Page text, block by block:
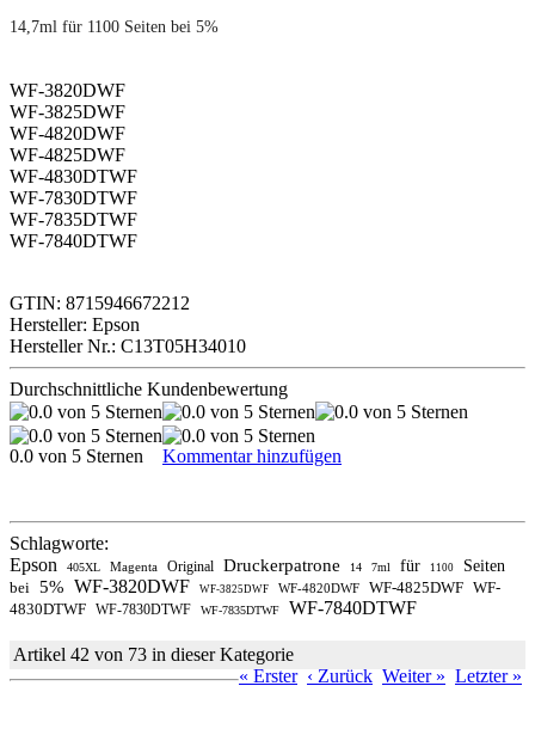
14,7ml für 1100 Seiten bei 5%
WF-3820DWF
WF-3825DWF
WF-4820DWF
WF-4825DWF
WF-4830DTWF
WF-7830DTWF
WF-7835DTWF
WF-7840DTWF
GTIN: 8715946672212
Hersteller: Epson
Hersteller Nr.: C13T05H34010
Durchschnittliche Kundenbewertung
0.0 von 5 Sternen Kommentar hinzufügen
Schlagworte:
Epson
405XL Magenta Original Druckerpatrone 14 7ml für 1100
Seiten
bei 5% WF-3820DWF WF-3825DWF WF-4820DWF WF-4825DWF WF-
4830DTWF WF-7830DTWF WF-7835DTWF WF-7840DTWF
Artikel 42 von 73 in dieser Kategorie
« Erster ‹ Zurück Weiter » Letzter »